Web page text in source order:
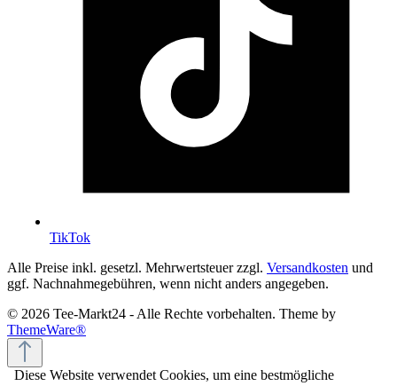
TikTok
Alle Preise inkl. gesetzl. Mehrwertsteuer zzgl. Versandkosten und
ggf. Nachnahmegebühren, wenn nicht anders angegeben.
© 2026 Tee-Markt24 - Alle Rechte vorbehalten. Theme by
ThemeWare®
Diese Website verwendet Cookies, um eine bestmögliche